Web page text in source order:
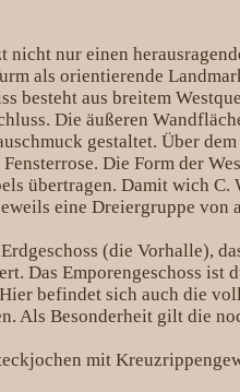
nicht nur einen
als orientierende
besteht aus breitem
Die äußeren
gestaltet. Über
Die Form der
übertragen. Damit wich C.
eine Dreiergruppe von
(die Vorhalle),
Das Emporengeschoss ist
befindet sich auch die
Als Besonderheit gilt die
mit